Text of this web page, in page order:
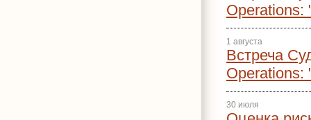
Operations:
1 августа
Встреча
Operations:
30 июля